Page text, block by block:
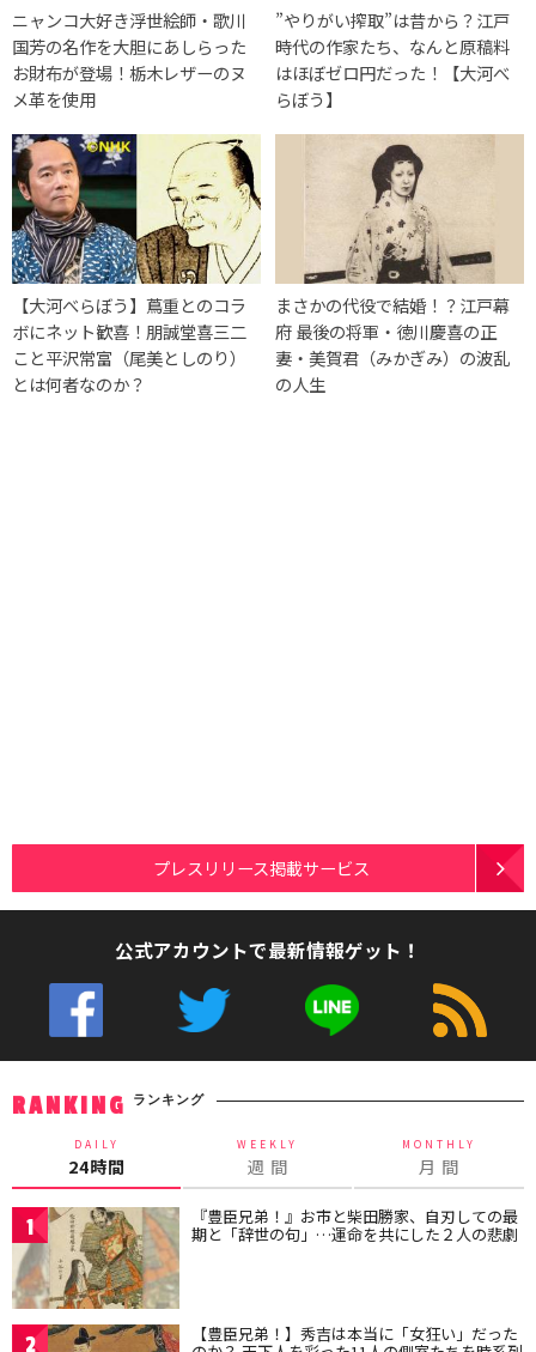
ニャンコ大好き浮世絵師・歌川
国芳の名作を大胆にあしらった
お財布が登場！栃木レザーのヌ
メ革を使用
”やりがい搾取”は昔から？江戸
時代の作家たち、なんと原稿料
はほぼゼロ円だった！【大河べ
らぼう】
【大河べらぼう】蔦重とのコラ
ボにネット歓喜！朋誠堂喜三二
こと平沢常富（尾美としのり）
とは何者なのか？
まさかの代役で結婚！？江戸幕
府 最後の将軍・徳川慶喜の正
妻・美賀君（みかぎみ）の波乱
の人生
プレスリリース掲載サービス
公式アカウントで最新情報ゲット！
RANKING ランキング
DAILY
24時間
WEEKLY
週 間
MONTHLY
月 間
1 『豊臣兄弟！』お市と柴田勝家、自刃しての最
期と「辞世の句」…運命を共にした２人の悲劇
2 【豊臣兄弟！】秀吉は本当に「女狂い」だった